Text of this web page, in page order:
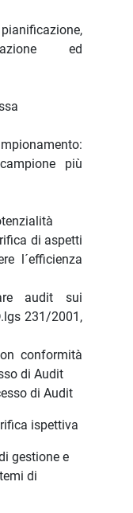
ed
più
di aspetti
l´efficienza
audit sui
231/2001,
conformità
di Audit
di Audit
ispettiva
gestione e
di